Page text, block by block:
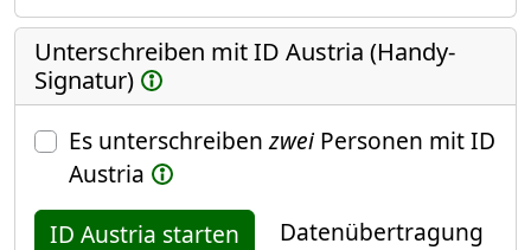
Unterschreiben mit ID Austria (Handy-
Signatur)
Es unterschreibenzweiPersonen mit ID
Austria
ID Austria starten
Datenübertragung